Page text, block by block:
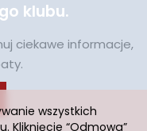
klubu.
ciekawe informacje,
wszystkich
Kliknięcie “Odmowa”